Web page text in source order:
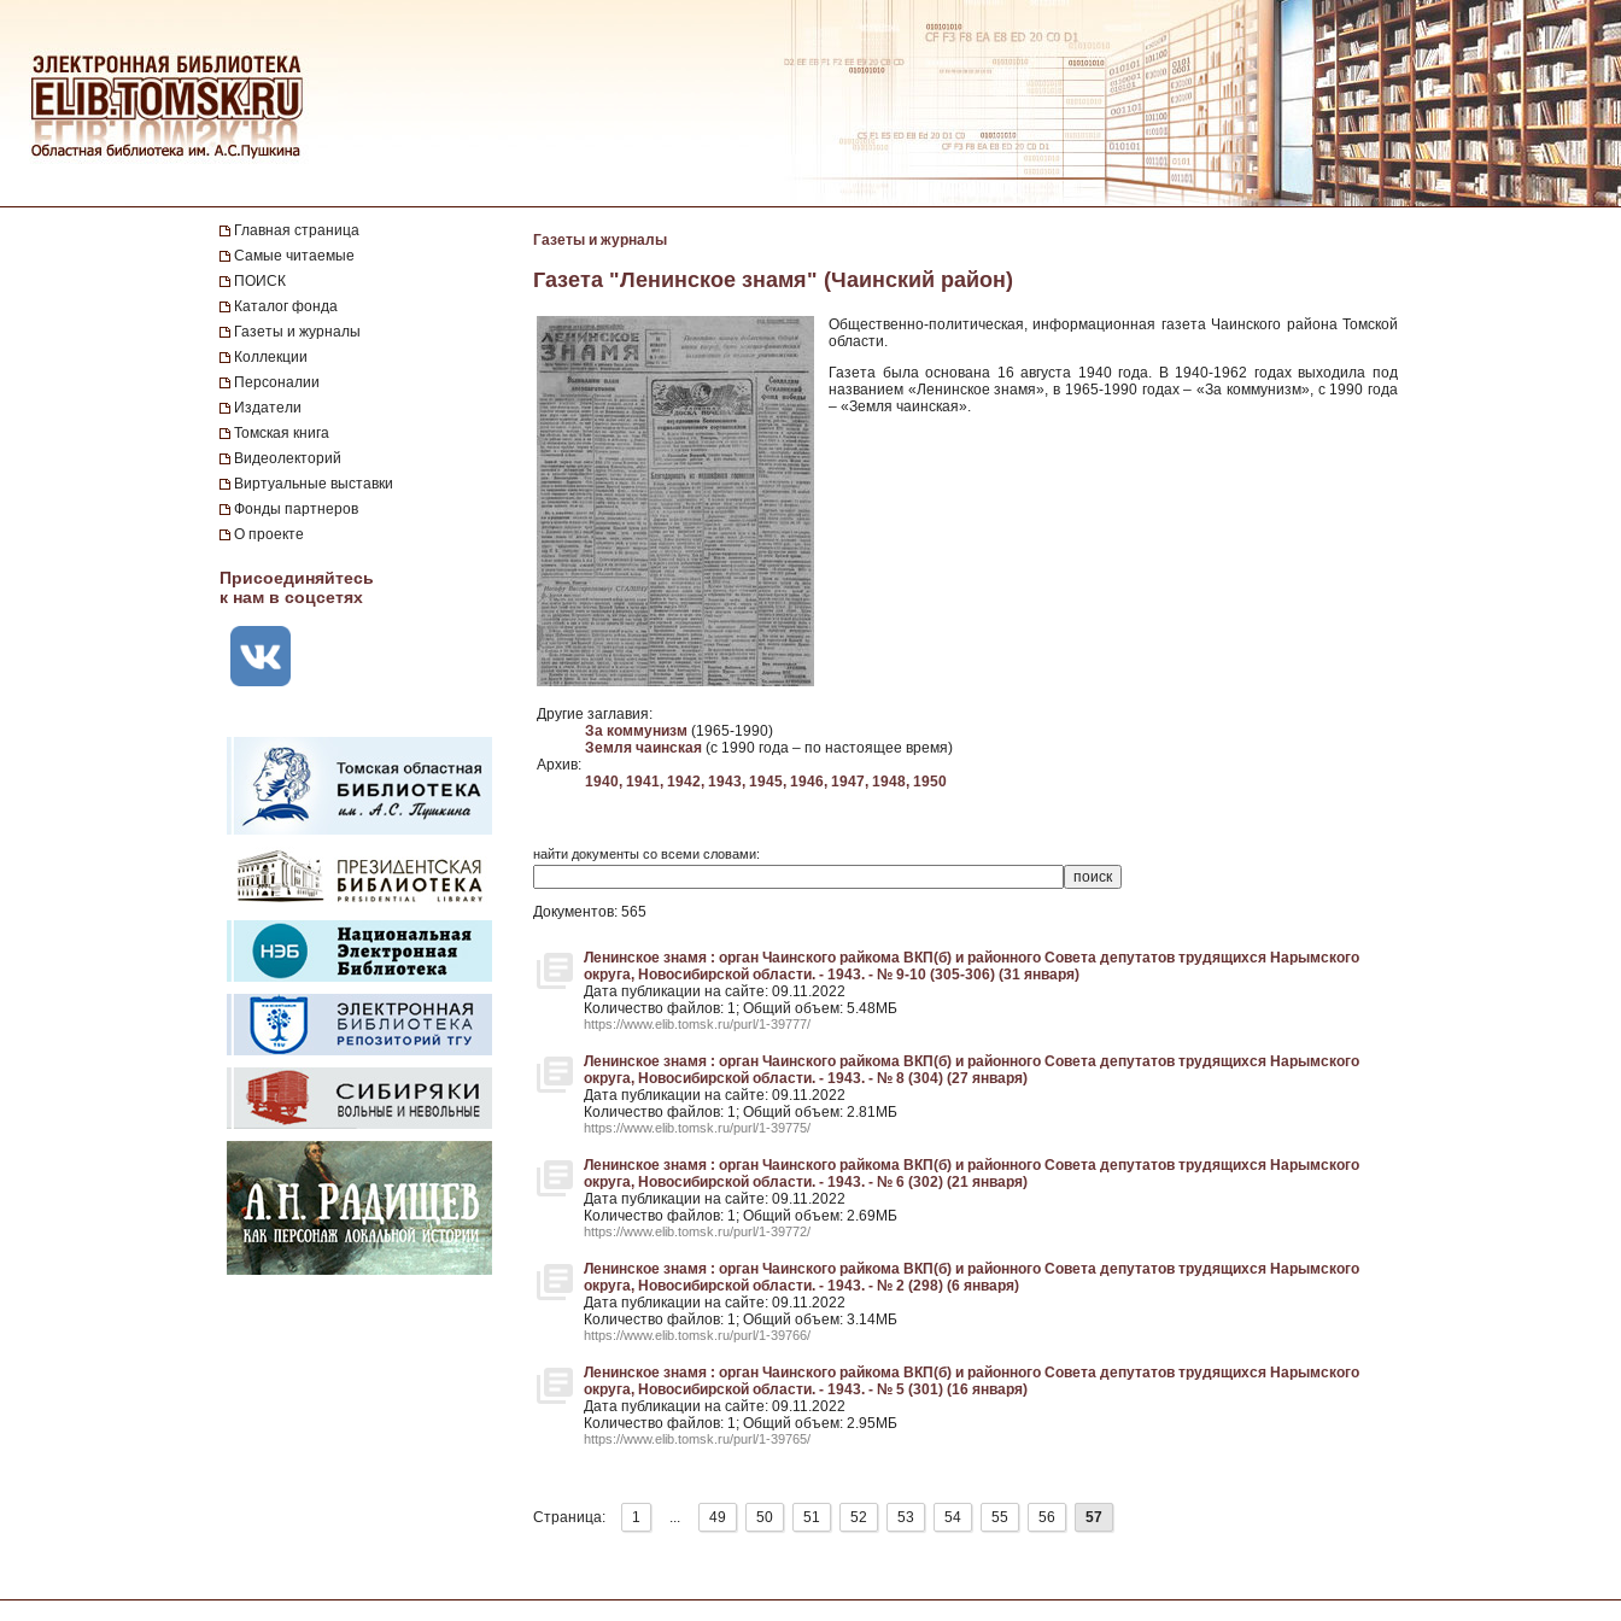
Главная страница
Самые читаемые
ПОИСК
Каталог фонда
Газеты и журналы
Коллекции
Персоналии
Издатели
Томская книга
Видеолекторий
Виртуальные выставки
Фонды партнеров
О проекте
Присоединяйтесь
к нам в соцсетях
Газеты и журналы
Газета "Ленинское знамя" (Чаинский район)
Общественно-политическая, информационная газета Чаинского района Томской
области.
Газета была основана 16 августа 1940 года. В 1940-1962 годах выходила под
названием «Ленинское знамя», в 1965-1990 годах – «За коммунизм», с 1990 года
– «Земля чаинская».
Другие заглавия:
За коммунизм (1965-1990)
Земля чаинская (с 1990 года – по настоящее время)
Архив:
1940, 1941, 1942, 1943, 1945, 1946, 1947, 1948, 1950
найти документы со всеми словами:
Документов: 565
Ленинское знамя : орган Чаинского райкома ВКП(б) и районного Совета депутатов трудящихся Нарымского
округа, Новосибирской области. - 1943. - № 9-10 (305-306) (31 января)
Дата публикации на сайте: 09.11.2022
Количество файлов: 1; Общий объем: 5.48МБ
https://www.elib.tomsk.ru/purl/1-39777/
Ленинское знамя : орган Чаинского райкома ВКП(б) и районного Совета депутатов трудящихся Нарымского
округа, Новосибирской области. - 1943. - № 8 (304) (27 января)
Дата публикации на сайте: 09.11.2022
Количество файлов: 1; Общий объем: 2.81МБ
https://www.elib.tomsk.ru/purl/1-39775/
Ленинское знамя : орган Чаинского райкома ВКП(б) и районного Совета депутатов трудящихся Нарымского
округа, Новосибирской области. - 1943. - № 6 (302) (21 января)
Дата публикации на сайте: 09.11.2022
Количество файлов: 1; Общий объем: 2.69МБ
https://www.elib.tomsk.ru/purl/1-39772/
Ленинское знамя : орган Чаинского райкома ВКП(б) и районного Совета депутатов трудящихся Нарымского
округа, Новосибирской области. - 1943. - № 2 (298) (6 января)
Дата публикации на сайте: 09.11.2022
Количество файлов: 1; Общий объем: 3.14МБ
https://www.elib.tomsk.ru/purl/1-39766/
Ленинское знамя : орган Чаинского райкома ВКП(б) и районного Совета депутатов трудящихся Нарымского
округа, Новосибирской области. - 1943. - № 5 (301) (16 января)
Дата публикации на сайте: 09.11.2022
Количество файлов: 1; Общий объем: 2.95МБ
https://www.elib.tomsk.ru/purl/1-39765/
Страница: 1 ... 49 50 51 52 53 54 55 56 57